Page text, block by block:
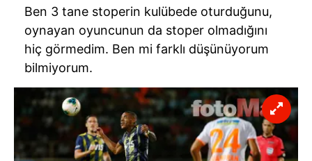
Ben 3 tane stoperin kulübede oturduğunu,
oynayan oyuncunun da stoper olmadığını
hiç görmedim. Ben mi farklı düşünüyorum
bilmiyorum.